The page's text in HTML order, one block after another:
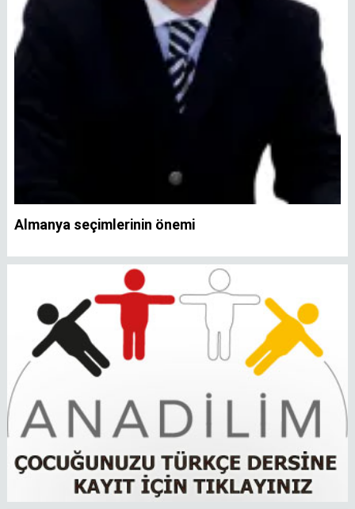
Almanya seçimlerinin önemi